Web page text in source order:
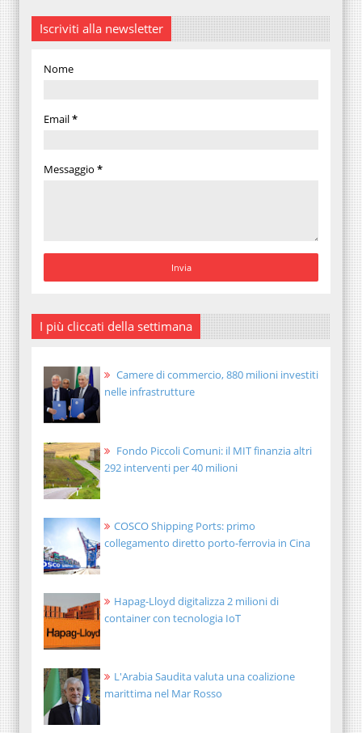
Iscriviti alla newsletter
Nome
Email*
Messaggio *
I più cliccati della settimana
Camere di commercio, 880 milioni investiti
nelle infrastrutture
Fondo Piccoli Comuni: il MIT finanzia altri
292 interventi per 40 milioni
COSCO Shipping Ports: primo
collegamento diretto porto-ferrovia in Cina
Hapag-Lloyd digitalizza 2 milioni di
container con tecnologia IoT
L'Arabia Saudita valuta una coalizione
marittima nel Mar Rosso